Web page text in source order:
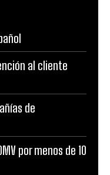
al cliente
de
por menos de 10